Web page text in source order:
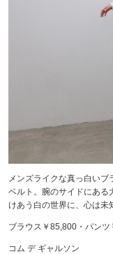
メンズライクな真っ白い
ベルト。腕のサイドにある
けあう白の世界に、心は未
ブラウス￥85,800・パン
コム デ ギャルソン